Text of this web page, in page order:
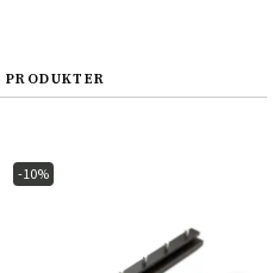
Suomi
-10%